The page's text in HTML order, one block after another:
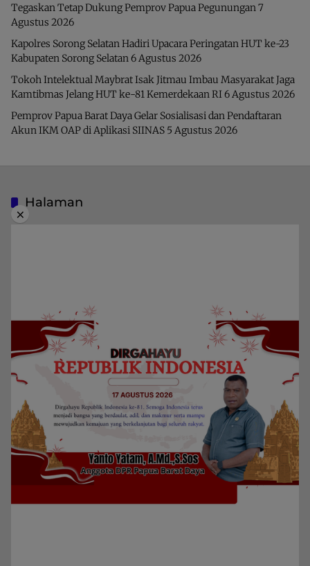
Tegaskan Tetap Dukung Pemprov Papua Pegunungan7
Agustus 2026
Kapolres Sorong Selatan Hadiri Upacara Peringatan HUT ke-23
Kabupaten Sorong Selatan6 Agustus 2026
Tokoh Intelektual Maybrat Isak Jitmau Imbau Masyarakat Jaga
Kamtibmas Jelang HUT ke-81 Kemerdekaan RI6 Agustus 2026
Pemprov Papua Barat Daya Gelar Sosialisasi dan Pendaftaran
Akun IKM OAP di Aplikasi SIINAS 5 Agustus 2026
Halaman
Kategori
Berita
Home
Papua Barat Daya
×